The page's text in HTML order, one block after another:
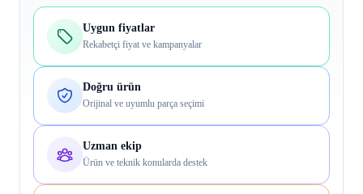
Uygun fiyatlar
Rekabetçi fiyat ve kampanyalar
Doğru ürün
Orijinal ve uyumlu parça seçimi
Uzman ekip
Ürün ve teknik konularda destek